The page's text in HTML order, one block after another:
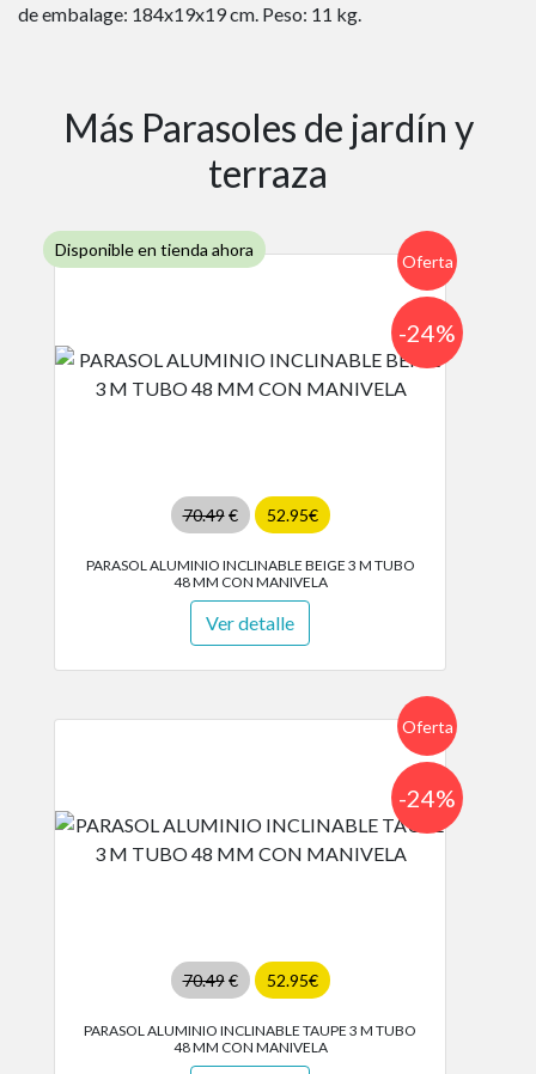
de embalage: 184x19x19 cm. Peso: 11 kg.
Más Parasoles de jardín y
terraza
Disponible en tienda ahora
Oferta
70.49€ 52.95€
-24%
PARASOL ALUMINIO INCLINABLE BEIGE 3 M TUBO
48 MM CON MANIVELA
Ver detalle
Oferta
70.49€ 52.95€
-24%
PARASOL ALUMINIO INCLINABLE TAUPE 3 M TUBO
48 MM CON MANIVELA